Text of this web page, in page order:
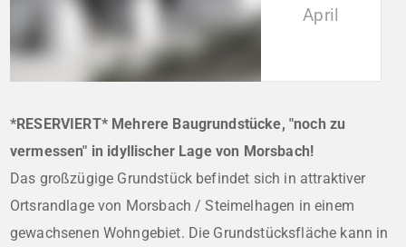
April
*RESERVIERT* Mehrere Baugrundstücke, "noch zu
vermessen" in idyllischer Lage von Morsbach!
Das großzügige Grundstück befindet sich in attraktiver
Ortsrandlage von Morsbach / Steimelhagen in einem
gewachsenen Wohngebiet. Die Grundstücksfläche kann in